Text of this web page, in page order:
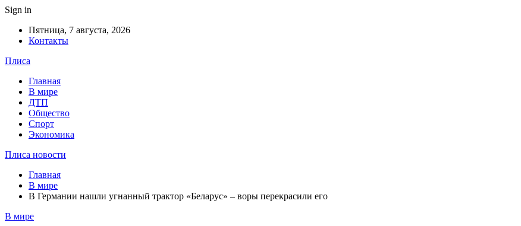
Sign in
Пятница, 7 августа, 2026
Контакты
Плиса
Главная
В мире
ДТП
Общество
Спорт
Экономика
Плиса новости
Главная
В мире
В Германии нашли угнанный трактор «Беларус» – воры перекрасили его
В мире